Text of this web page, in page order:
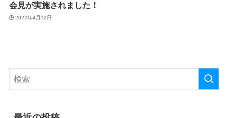
会見が実施されました！
2022年4月12日